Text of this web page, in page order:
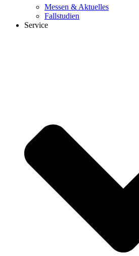
Messen & Aktuelles
Fallstudien
Service